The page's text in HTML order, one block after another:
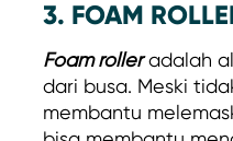
3. FOAM
Foam rolleradalah
dari busa. Meski
membantu